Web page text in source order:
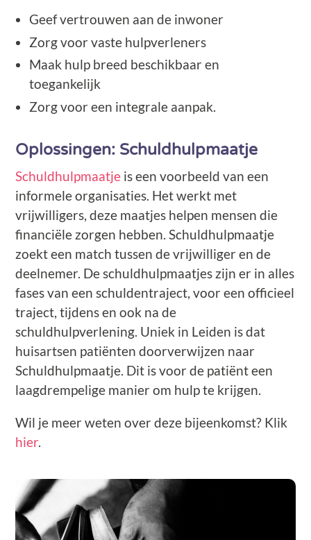
Geef vertrouwen aan de inwoner
Zorg voor vaste hulpverleners
Maak hulp breed beschikbaar en
toegankelijk
Zorg voor een integrale aanpak.
Oplossingen: Schuldhulpmaatje
Schuldhulpmaatje is een voorbeeld van een
informele organisaties. Het werkt met
vrijwilligers, deze maatjes helpen mensen die
financiële zorgen hebben. Schuldhulpmaatje
zoekt een match tussen de vrijwilliger en de
deelnemer. De schuldhulpmaatjes zijn er in alles
fases van een schuldentraject, voor een officieel
traject, tijdens en ook na de
schuldhulpverlening. Uniek in Leiden is dat
huisartsen patiënten doorverwijzen naar
Schuldhulpmaatje. Dit is voor de patiënt een
laagdrempelige manier om hulp te krijgen.
Wil je meer weten over deze bijeenkomst? Klik
hier.